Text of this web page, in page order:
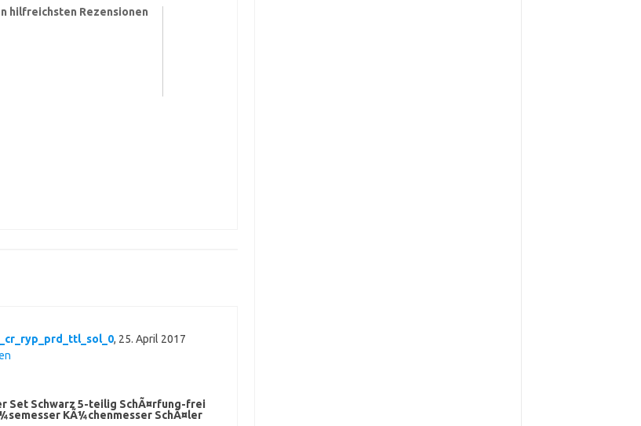
hilfreichsten Rezensionen
, 25. April 2017
Set Schwarz 5-teilig SchÃ¤rfung-frei
KÃ¼chenmesser SchÃ¤ler